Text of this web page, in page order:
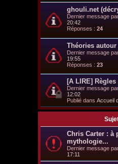
ghouli.net
Dernier message
20:42
Réponses : 24
Théories
Dernier message
19:55
Réponses : 23
[A LIRE]
Dernier message
12:02
Publié dans Accueil
Chris Carter : à
mythologie...
Dernier message
17:11